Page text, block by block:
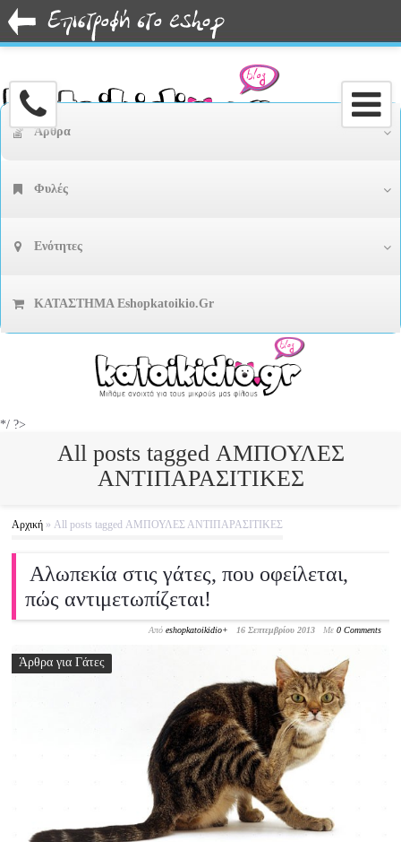
Άρθρα
Φυλές
Ενότητες
ΚΑΤΑΣΤΗΜΑ Eshopkatoikio.gr
*/ ?>
All posts tagged ΑΜΠΟΥΛΕΣ
ΑΝΤΙΠΑΡΑΣΙΤΙΚΕΣ
Αρχική »All posts tagged ΑΜΠΟΥΛΕΣ ΑΝΤΙΠΑΡΑΣΙΤΙΚΕΣ
Αλωπεκία στις γάτες, που οφείλεται,
πώς αντιμετωπίζεται!
Απόeshopkatoikidio+ 16 Σεπτεμβρίου 2013 Με0 Comments
Άρθρα για Γάτες